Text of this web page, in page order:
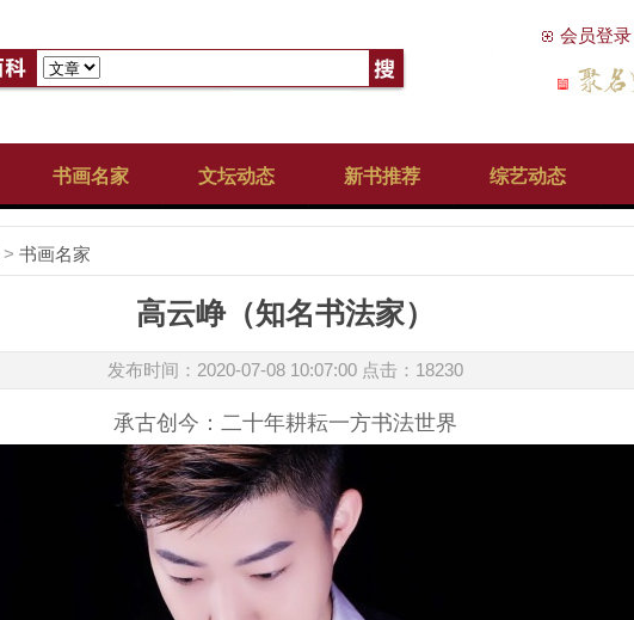
会员登录
书画名家 文坛动态 新书推荐 综艺动态
> 书画名家
高云峥（知名书法家）
发布时间：2020-07-08 10:07:00 点击： 18230
承古创今：二十年耕耘一方书法世界